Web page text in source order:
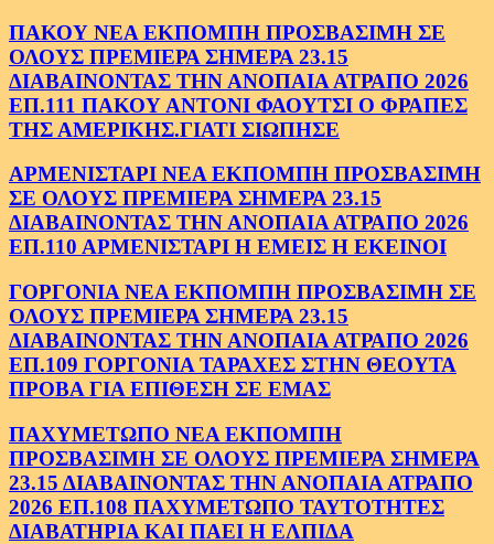
ΠΑΚΟΥ ΝΕΑ ΕΚΠΟΜΠΗ ΠΡΟΣΒΑΣΙΜΗ ΣΕ
ΟΛΟΥΣ ΠΡΕΜΙΕΡΑ ΣΗΜΕΡΑ 23.15
ΔΙΑΒΑΙΝΟΝΤΑΣ ΤΗΝ ΑΝΟΠΑΙΑ ΑΤΡΑΠΟ 2026
ΕΠ.111 ΠΑΚΟΥ ΑΝΤΟΝΙ ΦΑΟΥΤΣΙ Ο ΦΡΑΠΕΣ
ΤΗΣ ΑΜΕΡΙΚΗΣ.ΓΙΑΤΙ ΣΙΩΠΗΣΕ
ΑΡΜΕΝΙΣΤΑΡΙ ΝΕΑ ΕΚΠΟΜΠΗ ΠΡΟΣΒΑΣΙΜΗ
ΣΕ ΟΛΟΥΣ ΠΡΕΜΙΕΡΑ ΣΗΜΕΡΑ 23.15
ΔΙΑΒΑΙΝΟΝΤΑΣ ΤΗΝ ΑΝΟΠΑΙΑ ΑΤΡΑΠΟ 2026
ΕΠ.110 ΑΡΜΕΝΙΣΤΑΡΙ Η ΕΜΕΙΣ Η ΕΚΕΙΝΟΙ
ΓΟΡΓΟΝΙΑ ΝΕΑ ΕΚΠΟΜΠΗ ΠΡΟΣΒΑΣΙΜΗ ΣΕ
ΟΛΟΥΣ ΠΡΕΜΙΕΡΑ ΣΗΜΕΡΑ 23.15
ΔΙΑΒΑΙΝΟΝΤΑΣ ΤΗΝ ΑΝΟΠΑΙΑ ΑΤΡΑΠΟ 2026
ΕΠ.109 ΓΟΡΓΟΝΙΑ ΤΑΡΑΧΕΣ ΣΤΗΝ ΘΕΟΥΤΑ
ΠΡΟΒΑ ΓΙΑ ΕΠΙΘΕΣΗ ΣΕ ΕΜΑΣ
ΠΑΧΥΜΕΤΩΠΟ ΝΕΑ ΕΚΠΟΜΠΗ
ΠΡΟΣΒΑΣΙΜΗ ΣΕ ΟΛΟΥΣ ΠΡΕΜΙΕΡΑ ΣΗΜΕΡΑ
23.15 ΔΙΑΒΑΙΝΟΝΤΑΣ ΤΗΝ ΑΝΟΠΑΙΑ ΑΤΡΑΠΟ
2026 ΕΠ.108 ΠΑΧΥΜΕΤΩΠΟ ΤΑΥΤΟΤΗΤΕΣ
ΔΙΑΒΑΤΗΡΙΑ ΚΑΙ ΠΑΕΙ Η ΕΛΠΙΔΑ